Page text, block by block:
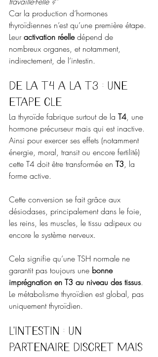
Car la production d’hormones
thyroïdiennes n’est qu’une première étape.
Leur activation réelle dépend de
nombreux organes, et notamment,
indirectement, de l’intestin.
De la T4 à la T3 : une
étape clé
La thyroïde fabrique surtout de la T4, une
hormone précurseur mais qui est inactive.
Ainsi pour exercer ses effets (notamment
énergie, moral, transit ou encore fertilité)
cette T4 doit être transformée en T3, la
forme active.
Cette conversion se fait grâce aux
désiodases, principalement dans le foie,
les reins, les muscles, le tissu adipeux ou
encore le système nerveux.
Cela signifie qu’une TSH normale ne
garantit pas toujours une bonne
imprégnation en T3 au niveau des tissus.
Le métabolisme thyroïdien est global, pas
uniquement thyroïdien.
L’intestin : un
partenaire discret mais